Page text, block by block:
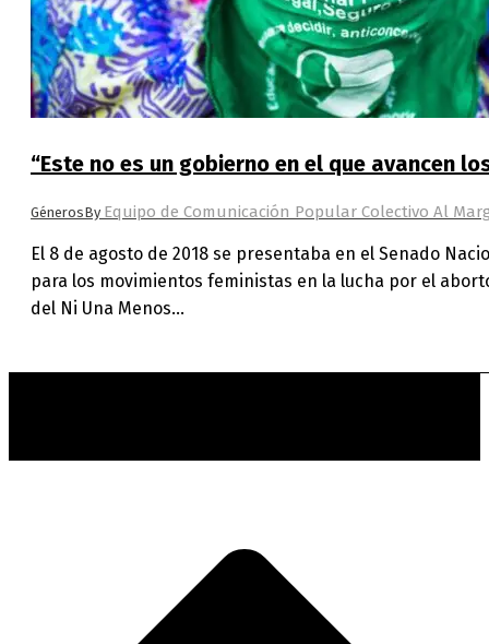
“Este no es un gobierno en el que avancen
GénerosBy Equipo de Comunicación Popular Colectivo Al
El 8 de agosto de 2018 se presentaba en el Senado
para los movimientos feministas en la lucha por el
del Ni Una Menos…